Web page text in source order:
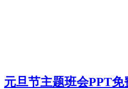
元旦节主题班会PPT免